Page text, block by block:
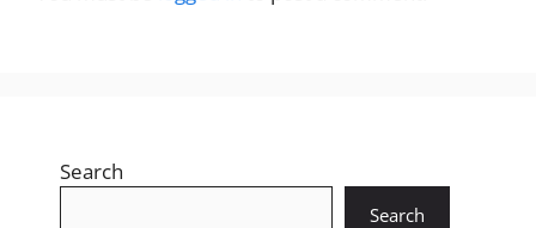
Search
Search